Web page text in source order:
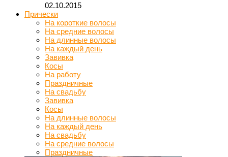
02.10.2015
Прически
На короткие волосы
На средние волосы
На длинные волосы
На каждый день
Завивка
Косы
На работу
Праздничные
На свадьбу
Завивка
Косы
На длинные волосы
На каждый день
На свадьбу
На средние волосы
Праздничные